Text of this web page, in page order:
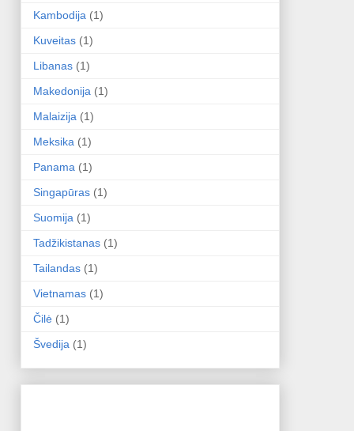
Kambodija (1)
Kuveitas (1)
Libanas (1)
Makedonija (1)
Malaizija (1)
Meksika (1)
Panama (1)
Singapūras (1)
Suomija (1)
Tadžikistanas (1)
Tailandas (1)
Vietnamas (1)
Čilė (1)
Švedija (1)